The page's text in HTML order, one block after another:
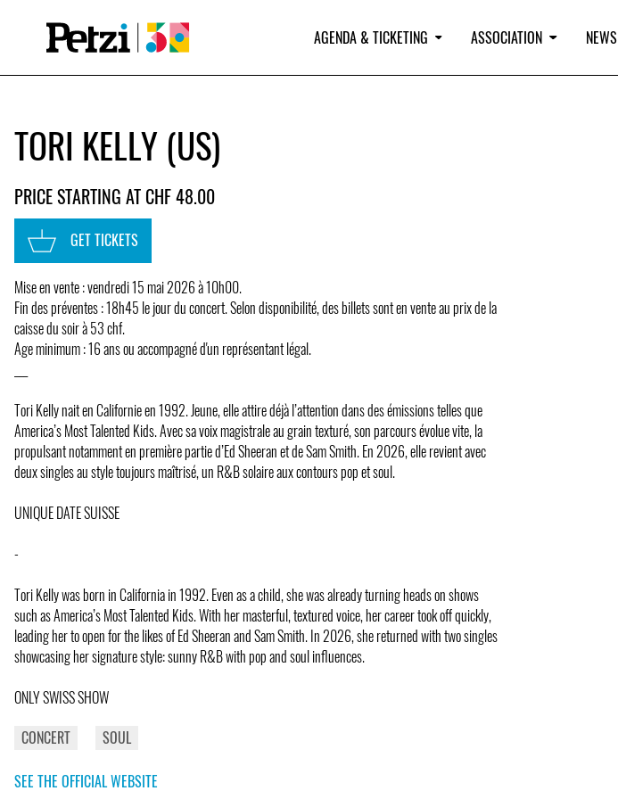
AGENDA & TICKETING ASSOCIATION NEWS
TORI KELLY (US)
PRICE STARTING AT CHF 48.00
GET TICKETS
Mise en vente : vendredi 15 mai 2026 à 10h00.
Fin des préventes : 18h45 le jour du concert. Selon disponibilité, des billets sont en vente au prix de la
caisse du soir à 53 chf.
Age minimum : 16 ans ou accompagné d'un représentant légal.
Tori Kelly nait en Californie en 1992. Jeune, elle attire déjà l’attention dans des émissions telles que
America’s Most Talented Kids. Avec sa voix magistrale au grain texturé, son parcours évolue vite, la
propulsant notamment en première partie d’Ed Sheeran et de Sam Smith. En 2026, elle revient avec
deux singles au style toujours maîtrisé, un R&B solaire aux contours pop et soul.
UNIQUE DATE SUISSE
-
Tori Kelly was born in California in 1992. Even as a child, she was already turning heads on shows
such as America’s Most Talented Kids. With her masterful, textured voice, her career took off quickly,
leading her to open for the likes of Ed Sheeran and Sam Smith. In 2026, she returned with two singles
showcasing her signature style: sunny R&B with pop and soul influences.
ONLY SWISS SHOW
CONCERT
SOUL
SEE THE OFFICIAL WEBSITE